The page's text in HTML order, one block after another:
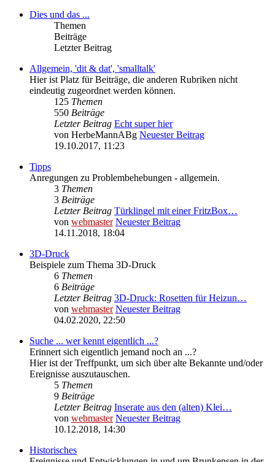
Dies und das ...
Themen
Beiträge
Letzter Beitrag
Allgemein, 'dit & dat', 'smalltalk'
Hier ist Platz für Beiträge, die anderen Rubriken nicht
eindeutig zugeordnet werden können.
125 Themen
550 Beiträge
Letzter Beitrag Echt super hier
von HerbeMannABg Neuester Beitrag
19.10.2017, 11:23
Tipps
Anregungen zu Problembehebungen - allgemein.
3 Themen
3 Beiträge
Letzter Beitrag Türklingel mit einer FritzBox…
von webmaster Neuester Beitrag
14.11.2018, 18:04
3D-Druck
Beispiele zum Thema 3D-Druck
6 Themen
6 Beiträge
Letzter Beitrag 3D-Druck: Rosetten für Heizun…
von webmaster Neuester Beitrag
04.02.2020, 22:50
Suche ... wer kennt eigentlich ...?
Erinnert sich eigentlich jemand noch an ...?
Hier ist der Treffpunkt, um sich über alte Bekannte und/oder
Ereignisse auszutauschen.
5 Themen
9 Beiträge
Letzter Beitrag Inserate aus den (alten) Klei…
von webmaster Neuester Beitrag
10.12.2018, 14:30
Historisches